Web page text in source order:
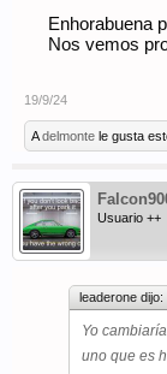
sabes que
otra
Ver adjunto
y con
Ver adjunto
Enhorabuena
Nos vemos
19/9/24
Adelmonte le gusta
Usuario ++
leaderone dijo:
Yo
uno que es